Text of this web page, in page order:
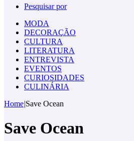
Pesquisar por
MODA
DECORAÇÃO
CULTURA
LITERATURA
ENTREVISTA
EVENTOS
CURIOSIDADES
CULINÁRIA
Home|Save Ocean
Save Ocean